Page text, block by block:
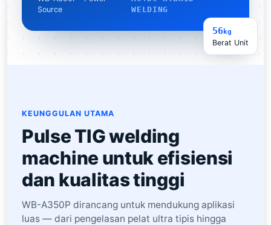
Source
WELDING
56kg
Berat Unit
KEUNGGULAN UTAMA
Pulse TIG welding
machine untuk efisiensi
dan kualitas tinggi
WB-A350P dirancang untuk mendukung aplikasi
luas — dari pengelasan pelat ultra tipis hingga